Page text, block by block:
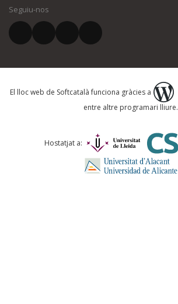
El vostre correu electrònic *
Què proposeu?
Comentari *
Seguiu-nos
El lloc web de Softcatalà funciona gràcies a
entre altre programari lliure.
Hostatjat a: